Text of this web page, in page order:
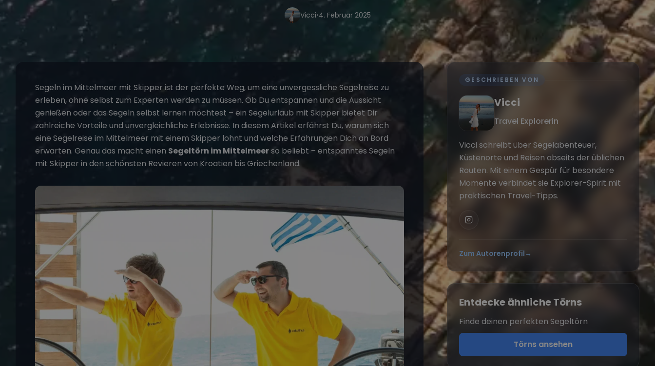
Vicci•4. Februar 2025
Segeln im Mittelmeer mit Skipper ist der perfekte Weg, um eine unvergessliche Segelreise zu
erleben, ohne selbst zum Experten werden zu müssen. Ob Du entspannen und die Aussicht
genießen oder das Segeln selbst lernen möchtest – ein Segelurlaub mit Skipper bietet Dir
zahlreiche Vorteile und unvergleichliche Erlebnisse. In diesem Artikel erfährst Du, warum sich
eine Segelreise im Mittelmeer mit einem Skipper lohnt und welche Erfahrungen Dich an Bord
erwarten. Genau das macht einen Segeltörn im Mittelmeerso beliebt – entspanntes Segeln
mit Skipper in den schönsten Revieren von Kroatien bis Griechenland.
GESCHRIEBEN VON
Vicci
Travel Explorerin
Vicci schreibt über Segelabenteuer,
Küstenorte und Reisen abseits der üblichen
Routen. Mit einem Gespür für besondere
Momente verbindet sie Explorer-Spirit mit
praktischen Travel-Tipps.
Zum Autorenprofil →
Entdecke ähnliche Törns
Finde deinen perfekten Segeltörn
Törns ansehen